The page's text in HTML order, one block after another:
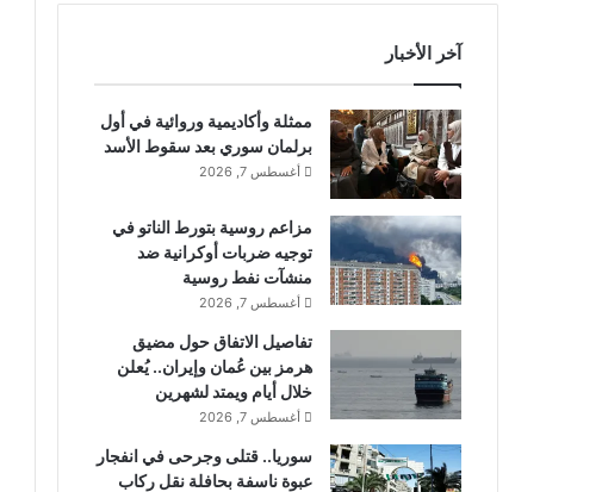
آخر الأخبار
ممثلة وأكاديمية وروائية في أول
برلمان سوري بعد سقوط الأسد
أغسطس 7, 2026
مزاعم روسية بتورط الناتو في
توجيه ضربات أوكرانية ضد
منشآت نفط روسية
أغسطس 7, 2026
تفاصيل الاتفاق حول مضيق
هرمز بين عُمان وإيران.. يُعلن
خلال أيام ويمتد لشهرين
أغسطس 7, 2026
سوريا.. قتلى وجرحى في انفجار
عبوة ناسفة بحافلة نقل ركاب